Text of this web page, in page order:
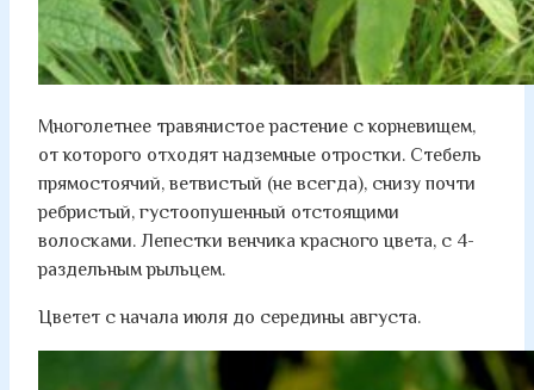
Многолетнее травянистое растение с корневищем,
от которого отходят надземные отростки. Стебель
прямостоячий, ветвистый (не всегда), снизу почти
ребристый, густоопушенный отстоящими
волосками. Лепестки венчика красного цвета, с 4-
раздельным рыльцем.
Цветет с начала июля до середины августа.